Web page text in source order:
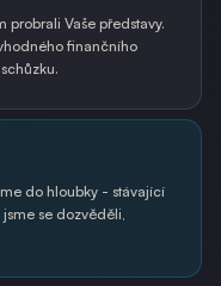
probrali Vaše představy.
finančního
do hloubky - stávající
se dozvěděli,